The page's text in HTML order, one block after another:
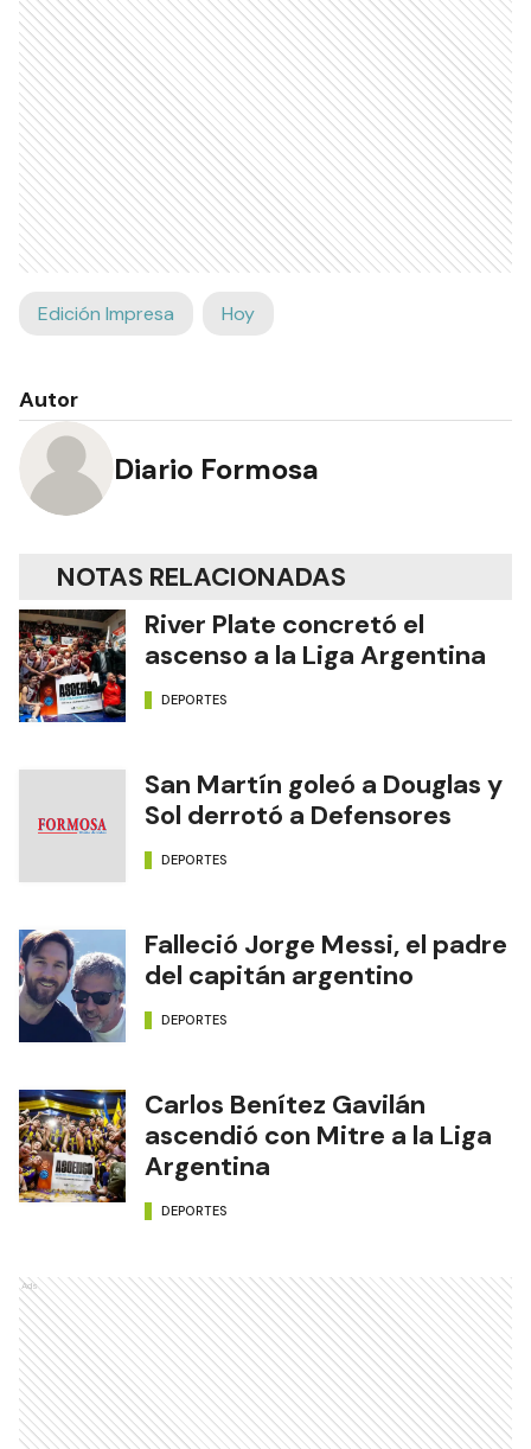
Edición Impresa Hoy
Autor
Diario Formosa
NOTAS RELACIONADAS
River Plate concretó el
ascenso a la Liga Argentina
DEPORTES
San Martín goleó a Douglas y
Sol derrotó a Defensores
DEPORTES
Falleció Jorge Messi, el padre
del capitán argentino
DEPORTES
Carlos Benítez Gavilán
ascendió con Mitre a la Liga
Argentina
DEPORTES
Ads